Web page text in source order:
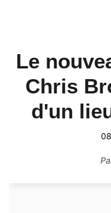
Le
Chris
d'un